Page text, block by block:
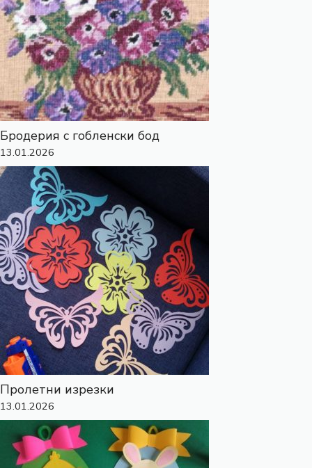
Бродерия с гобленски бод
13.01.2026
Пролетни изрезки
13.01.2026